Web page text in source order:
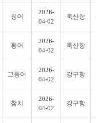
청어
2026-
04-02
축산항
황어
2026-
04-02
축산항
고등어
2026-
04-02
강구항
참치
2026-
04-02
강구항